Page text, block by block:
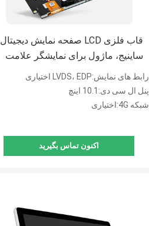
قاب فلزی LCD صفحه نمایش دیجیتال
ساینیج، ماژول برای نمایشگر علامت
دیجیتال LCD
رابط های نمایش:LVDS، EDP اختیاری
پنل ال سی دی:10.1 اینچ
شبکه 4G:اختیاری
اکنون تماس بگیرید